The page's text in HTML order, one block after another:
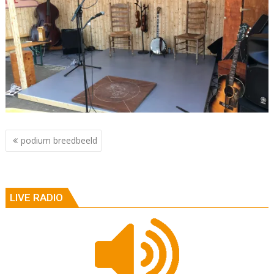
Berichtnavigatie
podium breedbeeld
LIVE RADIO